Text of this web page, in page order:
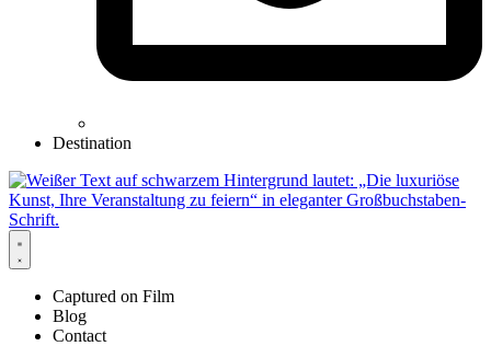
Destination
Captured on Film
Blog
Contact